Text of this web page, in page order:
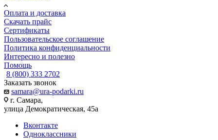
Оплата и доставка
Скачать прайс
Сертификаты
Пользовательское соглашение
Политика конфиденциальности
Интересно и полезно
Помощь
8 (800) 333 2702
Заказать звонок
samara@ura-podarki.ru
г. Самара,
улица Демократическая, 45а
Вконтакте
Одноклассники